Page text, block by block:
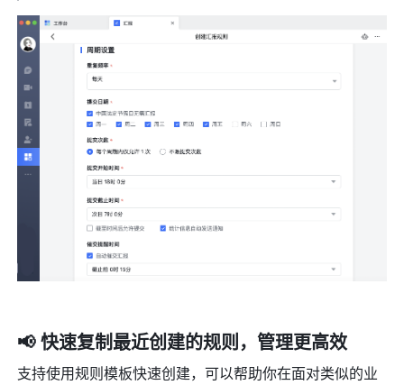
📢 快速复制最近创建的规则，管理更高效
支持使用规则模板快速创建，可以帮助你在面对类似的业